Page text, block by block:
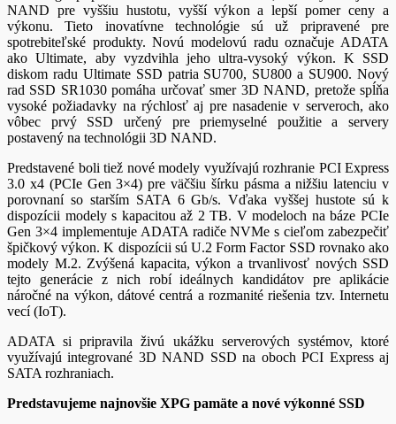
NAND pre vyššiu hustotu, vyšší výkon a lepší pomer ceny a
výkonu. Tieto inovatívne technológie sú už pripravené pre
spotrebiteľské produkty. Novú modelovú radu označuje ADATA
ako Ultimate, aby vyzdvihla jeho ultra-vysoký výkon. K SSD
diskom radu Ultimate SSD patria SU700, SU800 a SU900. Nový
rad SSD SR1030 pomáha určovať smer 3D NAND, pretože spĺňa
vysoké požiadavky na rýchlosť aj pre nasadenie v serveroch, ako
vôbec prvý SSD určený pre priemyselné použitie a servery
postavený na technológii 3D NAND.
Predstavené boli tiež nové modely využívajú rozhranie PCI Express
3.0 x4 (PCIe Gen 3×4) pre väčšiu šírku pásma a nižšiu latenciu v
porovnaní so starším SATA 6 Gb/s. Vďaka vyššej hustote sú k
dispozícii modely s kapacitou až 2 TB. V modeloch na báze PCIe
Gen 3×4 implementuje ADATA radiče NVMe s cieľom zabezpečiť
špičkový výkon. K dispozícii sú U.2 Form Factor SSD rovnako ako
modely M.2. Zvýšená kapacita, výkon a trvanlivosť nových SSD
tejto generácie z nich robí ideálnych kandidátov pre aplikácie
náročné na výkon, dátové centrá a rozmanité riešenia tzv. Internetu
vecí (IoT).
ADATA si pripravila živú ukážku serverových systémov, ktoré
využívajú integrované 3D NAND SSD na oboch PCI Express aj
SATA rozhraniach.
Predstavujeme najnovšie XPG pamäte a nové výkonné SSD